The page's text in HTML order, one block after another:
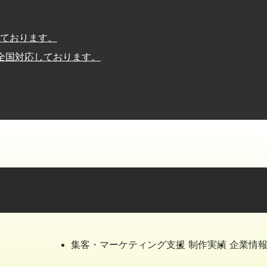
おります。
対応しております。
集客・マーケティング支援 制作実績 企業情報